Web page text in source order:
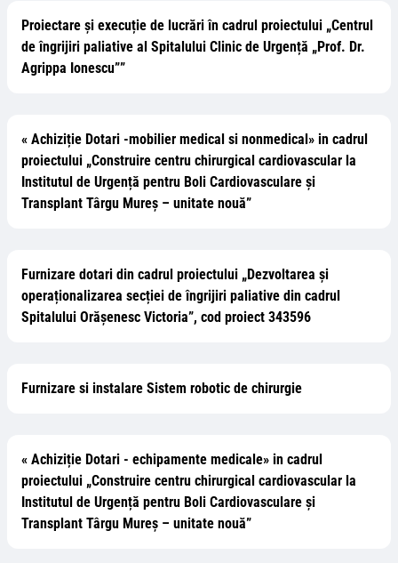
Proiectare și execuție de lucrări în cadrul proiectului „Centrul
de îngrijiri paliative al Spitalului Clinic de Urgență „Prof. Dr.
Agrippa Ionescu””
« Achiziție Dotari -mobilier medical si nonmedical» in cadrul
proiectului „Construire centru chirurgical cardiovascular la
Institutul de Urgență pentru Boli Cardiovasculare și
Transplant Târgu Mureș – unitate nouă”
Furnizare dotari din cadrul proiectului „Dezvoltarea și
operaționalizarea secției de îngrijiri paliative din cadrul
Spitalului Orășenesc Victoria”, cod proiect 343596
Furnizare si instalare Sistem robotic de chirurgie
« Achiziție Dotari - echipamente medicale» in cadrul
proiectului „Construire centru chirurgical cardiovascular la
Institutul de Urgență pentru Boli Cardiovasculare și
Transplant Târgu Mureș – unitate nouă”